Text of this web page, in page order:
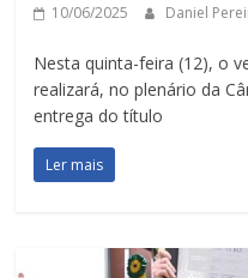
10/06/2025 Daniel
Nesta quinta-feira (12), o
realizará, no plenário da
entrega do título
Ler mais